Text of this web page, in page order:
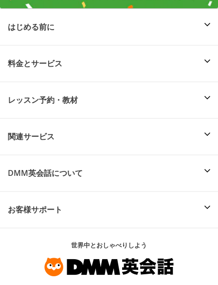
はじめる前に
料金とサービス
レッスン予約・教材
関連サービス
DMM英会話について
お客様サポート
世界中とおしゃべりしよう